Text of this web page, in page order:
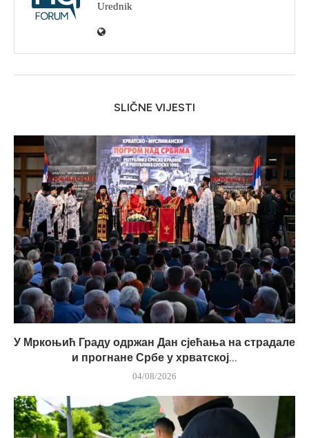
Urednik
SLIČNE VIJESTI
У Мркоњић Граду одржан Дан сјећања на страдале
и прогнане Србе у хрватској...
04/08/2026